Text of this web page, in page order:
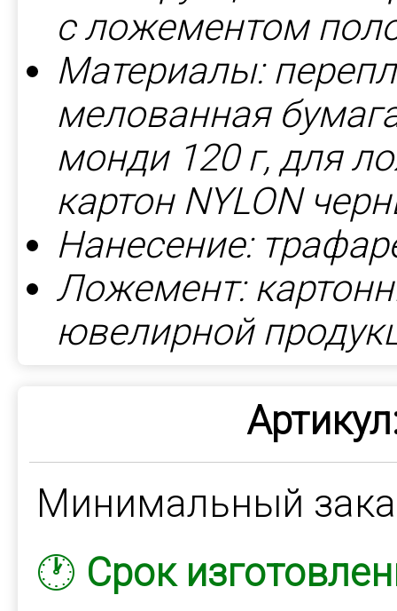
с ложементом
Материалы:
мелованная
монди 120 г, для
картон NYLON
Нанесение:
Ложемент:
ювелирной
Минимальный
🕐 Срок